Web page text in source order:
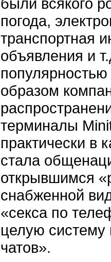
погода,
транспортная
объявления и
образом
терминалы
практически в
стала
открывшимся
снабженной
«секса по
целую систему
чатов».